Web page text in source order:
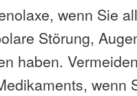
wenn Sie
Störung,
haben.
wenn